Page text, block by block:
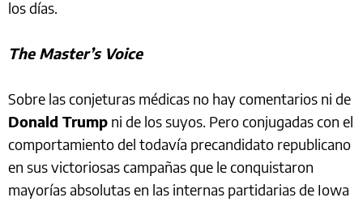
los días.
The Master’s Voice
Sobre las conjeturas médicas no hay comentarios ni de
Donald Trump ni de los suyos. Pero conjugadas con el
comportamiento del todavía precandidato republicano
en sus victoriosas campañas que le conquistaron
mayorías absolutas en las internas partidarias de Iowa